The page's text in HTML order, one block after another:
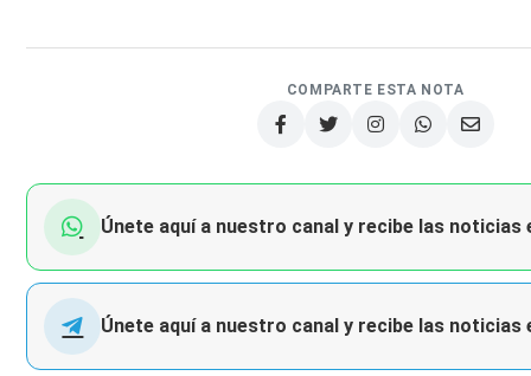
COMPARTE ESTA NOTA
Únete aquí a nuestro canal y recibe las noticias
Únete aquí a nuestro canal y recibe las noticias